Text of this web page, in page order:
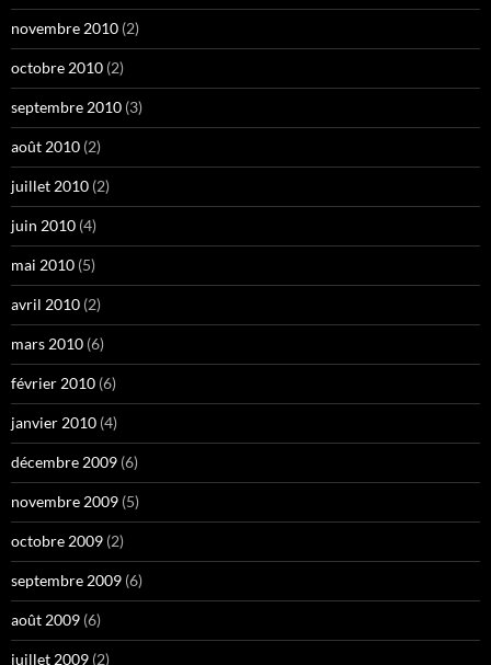
novembre 2010 (2)
octobre 2010 (2)
septembre 2010 (3)
août 2010 (2)
juillet 2010 (2)
juin 2010 (4)
mai 2010 (5)
avril 2010 (2)
mars 2010 (6)
février 2010 (6)
janvier 2010 (4)
décembre 2009 (6)
novembre 2009 (5)
octobre 2009 (2)
septembre 2009 (6)
août 2009 (6)
juillet 2009 (2)